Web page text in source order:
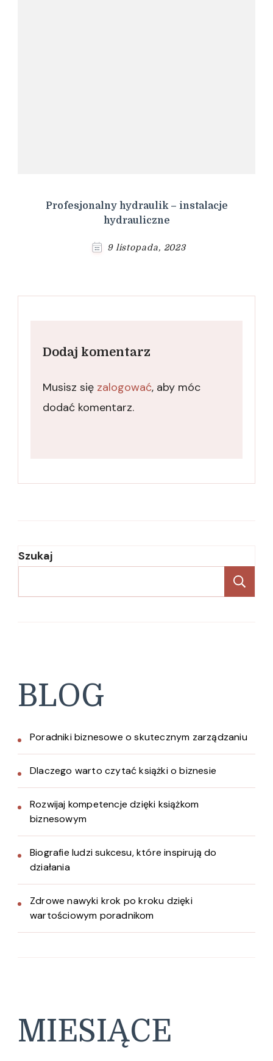
Profesjonalny hydraulik – instalacje
hydrauliczne
9 listopada, 2023
Dodaj komentarz
Musisz się zalogować, aby móc
dodać komentarz.
Szukaj
BLOG
Poradniki biznesowe o skutecznym zarządzaniu
Dlaczego warto czytać książki o biznesie
Rozwijaj kompetencje dzięki książkom
biznesowym
Biografie ludzi sukcesu, które inspirują do
działania
Zdrowe nawyki krok po kroku dzięki
wartościowym poradnikom
MIESIĄCE